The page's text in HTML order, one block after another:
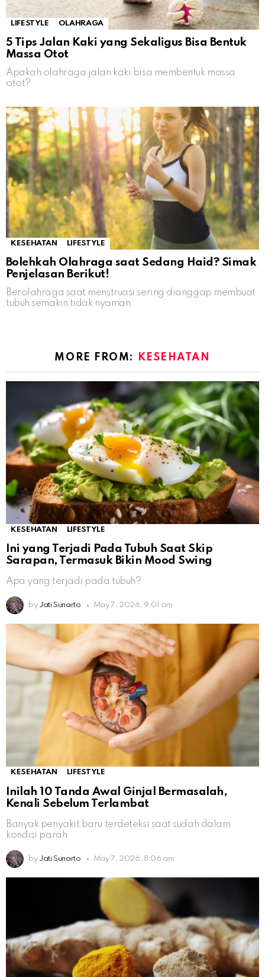
LIFESTYLE OLAHRAGA
5 Tips Jalan Kaki yang Sekaligus Bisa Bentuk
Massa Otot
Apakah olahraga jalan kaki bisa membentuk massa
otot?
KESEHATAN LIFESTYLE
Bolehkah Olahraga saat Sedang Haid? Simak
Penjelasan Berikut!
Berolahraga saat menstruasi sering dianggap membuat
tubuh semakin tidak nyaman
MORE FROM: KESEHATAN
KESEHATAN LIFESTYLE
Ini yang Terjadi Pada Tubuh Saat Skip
Sarapan, Termasuk Bikin Mood Swing
Apa yang terjadi pada tubuh?
by Jati Sunarto May 7, 2026, 9:01 am
KESEHATAN LIFESTYLE
Inilah 10 Tanda Awal Ginjal Bermasalah,
Kenali Sebelum Terlambat
Banyak penyakit baru terdeteksi saat sudah dalam
kondisi parah
by Jati Sunarto May 7, 2026, 8:06 am